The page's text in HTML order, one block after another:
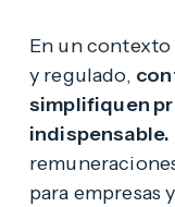
En un contexto
y regulado,
simplifiquen
indispensable.
para empresas